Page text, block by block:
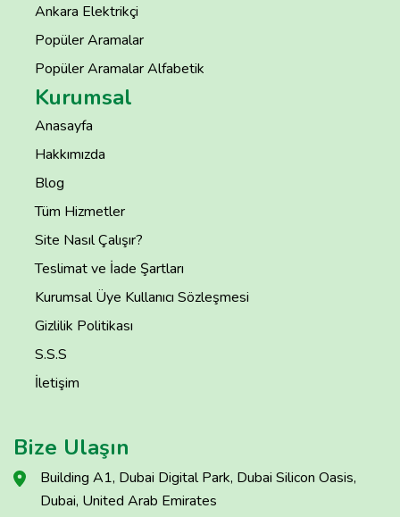
Ankara Elektrikçi
Popüler Aramalar
Popüler Aramalar Alfabetik
Kurumsal
Anasayfa
Hakkımızda
Blog
Tüm Hizmetler
Site Nasıl Çalışır?
Teslimat ve İade Şartları
Kurumsal Üye Kullanıcı Sözleşmesi
Gizlilik Politikası
S.S.S
İletişim
Bize Ulaşın
Building A1, Dubai Digital Park, Dubai Silicon Oasis,
Dubai, United Arab Emirates